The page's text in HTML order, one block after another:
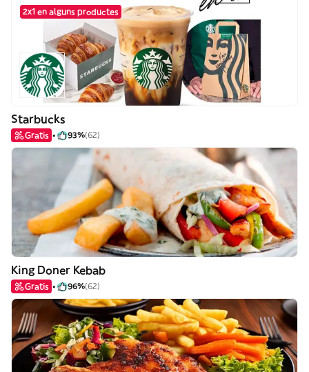
2x1 en alguns productes
Starbucks
Gratis 93%(62)
King Doner Kebab
Gratis 96%(62)